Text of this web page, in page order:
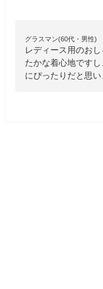
グラスマン(60代・男性)
レディース用のお
たかな着心地です
にぴったりだと思い